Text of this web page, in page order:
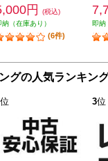
円
(税込)
納（在庫あり）
(6件)
即納
グの人気ランキン
位 3位